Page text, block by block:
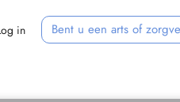
in Bent u een arts of